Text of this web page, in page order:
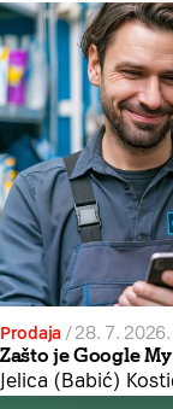
Prodaja /28. 7. 2026.
Zašto je Google
Jelica (Babić)